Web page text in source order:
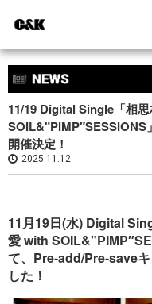
11/19 Digital Single「相
開催決定！
2025.11.12
11月19日(水) Digital
愛 with
て、Pre-add/Pre-save
した！